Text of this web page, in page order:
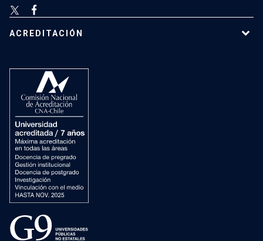
ACREDITACIÓN